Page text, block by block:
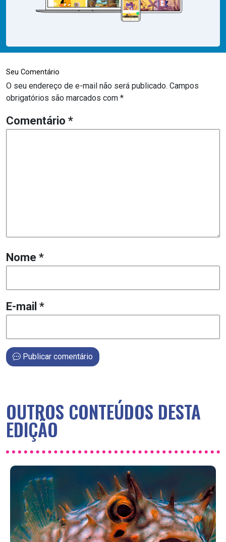
Seu Comentário
O seu endereço de e-mail não será publicado. Campos
obrigatórios são marcados com *
Comentário *
Nome *
E-mail *
Publicar comentário
OUTROS CONTEÚDOS DESTA
EDIÇÃO